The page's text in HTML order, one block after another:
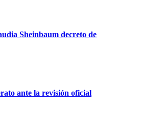
Sheinbaum decreto de
ante la revisión oficial